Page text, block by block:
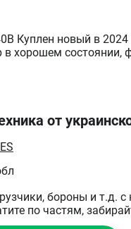
Куплен новый в
в хорошем состоянии,
Тяги За
от
бороны и т.д.
по частям,